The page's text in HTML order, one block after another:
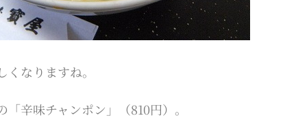
なりますね。
辛味チャンポン」（810円）。